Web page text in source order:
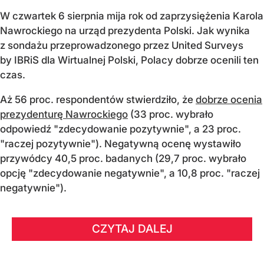
W czwartek 6 sierpnia mija rok od zaprzysiężenia Karola
Nawrockiego na urząd prezydenta Polski. Jak wynika
z sondażu przeprowadzonego przez United Surveys
by IBRiS dla Wirtualnej Polski, Polacy dobrze ocenili ten
czas.
Aż 56 proc. respondentów stwierdziło, że dobrze ocenia
prezydenturę Nawrockiego (33 proc. wybrało
odpowiedź "zdecydowanie pozytywnie", a 23 proc.
"raczej pozytywnie"). Negatywną ocenę wystawiło
przywódcy 40,5 proc. badanych (29,7 proc. wybrało
opcję "zdecydowanie negatywnie", a 10,8 proc. "raczej
negatywnie").
CZYTAJ DALEJ